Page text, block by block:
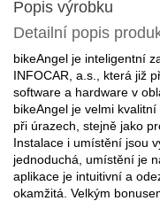
Popis výrobku
Detailní popis
bikeAngel je inteligentní
INFOCAR, a.s., která již
software a hardware v
bikeAngel je velmi
při úrazech, stejně jako
Instalace i umístění jsou
jednoduchá, umístění je
aplikace je intuitivní a
okamžitá. Velkým